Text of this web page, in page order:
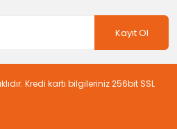
Kayıt Ol
Kredi kartı bilgileriniz 256bit SSL